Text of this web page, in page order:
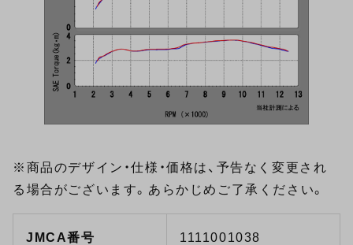
※商品のデザイン・仕様・価格は、予告なく変更され
る場合がございます。あらかじめご了承ください。
JMCA番号 1111001038